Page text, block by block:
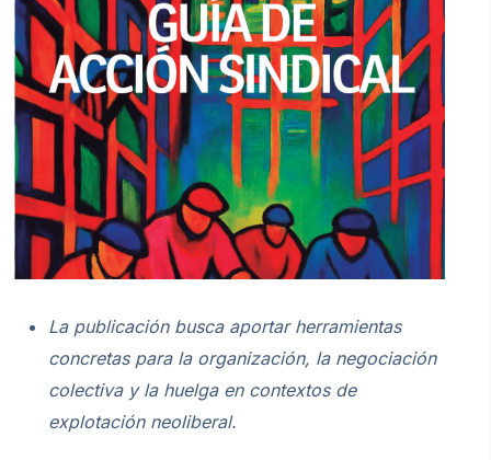
La publicación busca aportar herramientas
concretas para la organización, la negociación
colectiva y la huelga en contextos de
explotación neoliberal.